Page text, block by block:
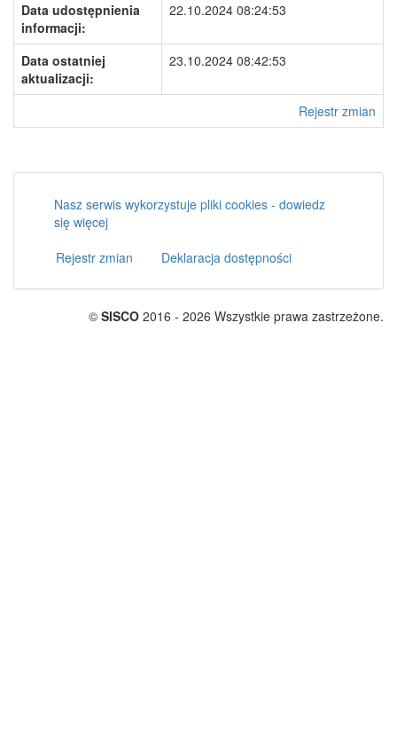
Data udostępnienia
informacji:
22.10.2024 08:24:53
Data ostatniej
aktualizacji:
23.10.2024 08:42:53
Rejestr zmian
Nasz serwis wykorzystuje pliki cookies - dowiedz
się więcej
Rejestr zmian
Deklaracja dostępności
© SISCO 2016 - 2026 Wszystkie prawa zastrzeżone.